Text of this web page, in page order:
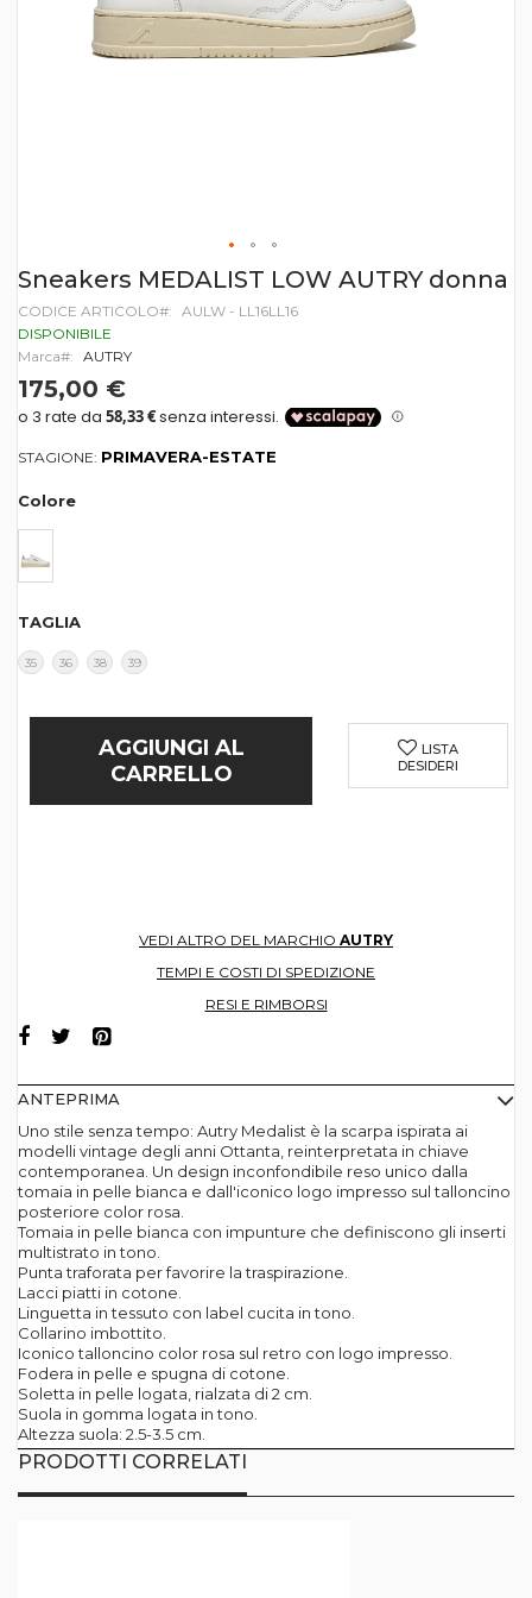
Vai
all'inizio
della
galleria
di
Sneakers MEDALIST LOW AUTRY donna
CODICE ARTICOLO
AULW - LL16LL16
DISPONIBILE
Marca
AUTRY
175,00 €
STAGIONE: PRIMAVERA-ESTATE
Colore
TAGLIA
35 36 38 39
AGGIUNGI AL
CARRELLO
LISTA
DESIDERI
VEDI ALTRO DEL MARCHIO AUTRY
TEMPI E COSTI DI SPEDIZIONE
RESI E RIMBORSI
ANTEPRIMA
Uno stile senza tempo: Autry Medalist è la scarpa ispirata ai
modelli vintage degli anni Ottanta, reinterpretata in chiave
contemporanea. Un design inconfondibile reso unico dalla
tomaia in pelle bianca e dall'iconico logo impresso sul talloncino
posteriore color rosa.
Tomaia in pelle bianca con impunture che definiscono gli inserti
multistrato in tono.
Punta traforata per favorire la traspirazione.
Lacci piatti in cotone.
Linguetta in tessuto con label cucita in tono.
Collarino imbottito.
Iconico talloncino color rosa sul retro con logo impresso.
Fodera in pelle e spugna di cotone.
Soletta in pelle logata, rialzata di 2 cm.
Suola in gomma logata in tono.
Altezza suola: 2.5-3.5 cm.
PRODOTTI CORRELATI